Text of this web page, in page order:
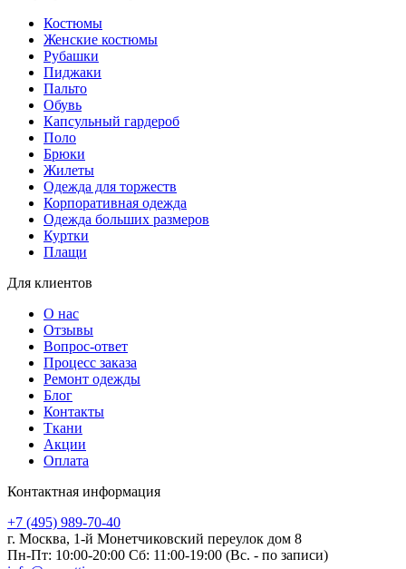
Костюмы
Женские костюмы
Рубашки
Пиджаки
Пальто
Обувь
Капсульный гардероб
Поло
Брюки
Жилеты
Одежда для торжеств
Корпоративная одежда
Одежда больших размеров
Куртки
Плащи
Для клиентов
О нас
Отзывы
Вопрос-ответ
Процесс заказа
Ремонт одежды
Блог
Контакты
Ткани
Акции
Оплата
Контактная информация
+7 (495) 989-70-40
г. Москва, 1-й Монетчиковский переулок дом 8
Пн-Пт: 10:00-20:00 Сб: 11:00-19:00 (Вс. - по записи)